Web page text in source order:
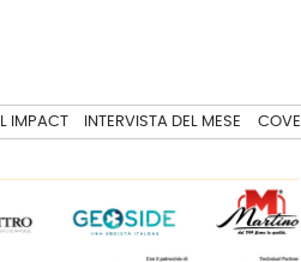
IMPACT INTERVISTA DEL MESE